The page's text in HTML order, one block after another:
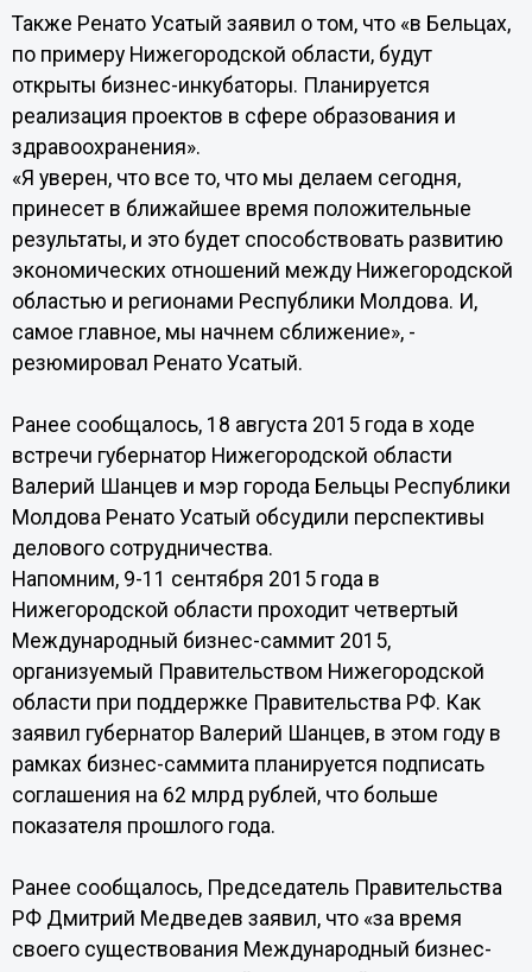
Также Ренато Усатый заявил о том, что «в Бельцах,
по примеру Нижегородской области, будут
открыты бизнес-инкубаторы. Планируется
реализация проектов в сфере образования и
здравоохранения».
«Я уверен, что все то, что мы делаем сегодня,
принесет в ближайшее время положительные
результаты, и это будет способствовать развитию
экономических отношений между Нижегородской
областью и регионами Республики Молдова. И,
самое главное, мы начнем сближение», -
резюмировал Ренато Усатый.
Ранее сообщалось, 18 августа 2015 года в ходе
встречи губернатор Нижегородской области
Валерий Шанцев и мэр города Бельцы Республики
Молдова Ренато Усатый обсудили перспективы
делового сотрудничества.
Напомним, 9-11 сентября 2015 года в
Нижегородской области проходит четвертый
Международный бизнес-саммит 2015,
организуемый Правительством Нижегородской
области при поддержке Правительства РФ. Как
заявил губернатор Валерий Шанцев, в этом году в
рамках бизнес-саммита планируется подписать
соглашения на 62 млрд рублей, что больше
показателя прошлого года.
Ранее сообщалось, Председатель Правительства
РФ Дмитрий Медведев заявил, что «за время
своего существования Международный бизнес-